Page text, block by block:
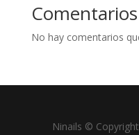
No hay comentarios
Ninails ©